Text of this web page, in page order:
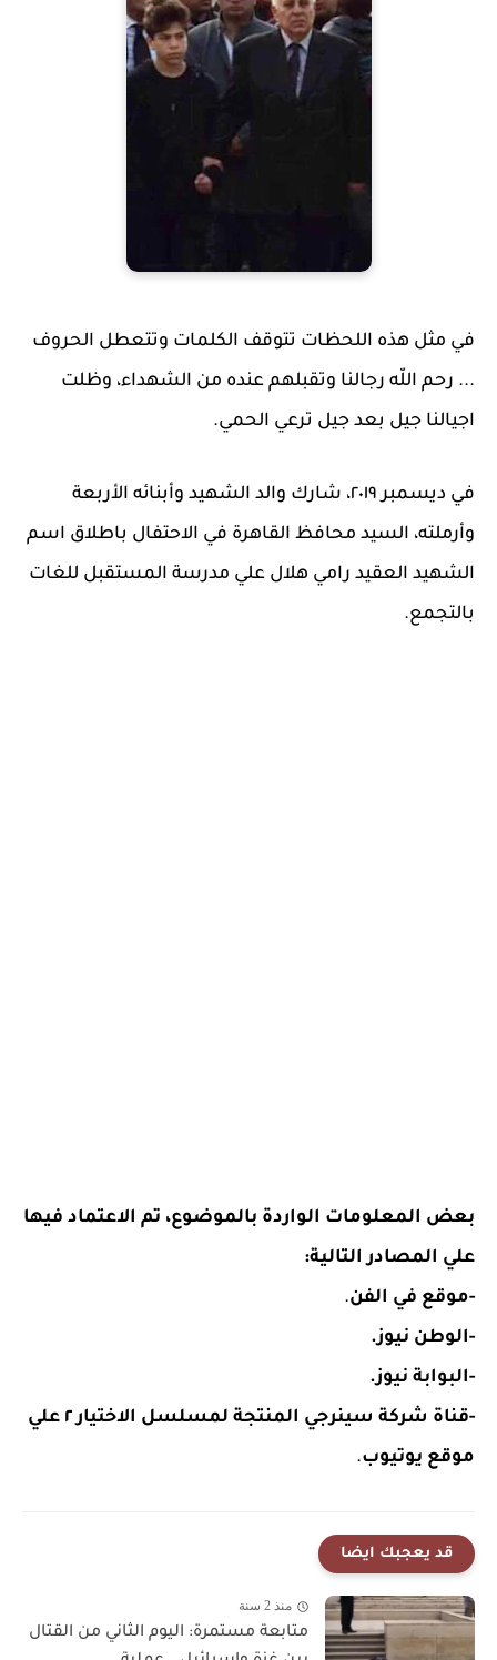
في مثل هذه اللحظات تتوقف الكلمات وتتعطل الحروف
... رحم اللّه رجالنا وتقبلهم عنده من الشهداء، وظلت
اجيالنا جيل بعد جيل ترعي الحمي.
في ديسمبر ٢٠١٩، شارك والد الشهيد وأبنائه الأربعة
وأرملته، السيد محافظ القاهرة في الاحتفال باطلاق اسم
الشهيد العقيد رامي هلال علي مدرسة المستقبل للغات
بالتجمع.
بعض المعلومات الواردة بالموضوع، تم الاعتماد فيها
علي المصادر التالية:
-موقع في الفن.
-الوطن نيوز.
-البوابة نيوز.
-قناة شركة سينرجي المنتجة لمسلسل الاختيار ٢ علي
موقع يوتيوب.
قد يعجبك ايضا
منذ 2 سنة
متابعة مستمرة: اليوم الثاني من القتال